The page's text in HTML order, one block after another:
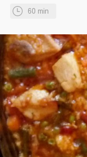
60 min